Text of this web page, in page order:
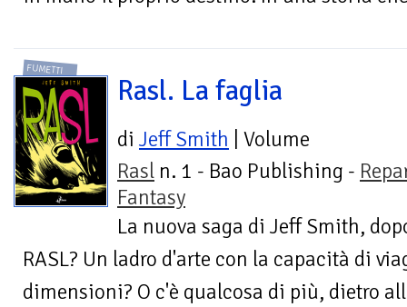
FUMETTI
Rasl. La faglia
di Jeff Smith | Volume
Rasl n. 1 - Bao Publishing -
Fantasy
La nuova saga di Jeff Smith,
RASL? Un ladro d'arte con la capacità di
dimensioni? O c'è qualcosa di più, dietro